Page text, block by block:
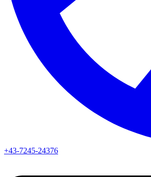
+43-7245-24376